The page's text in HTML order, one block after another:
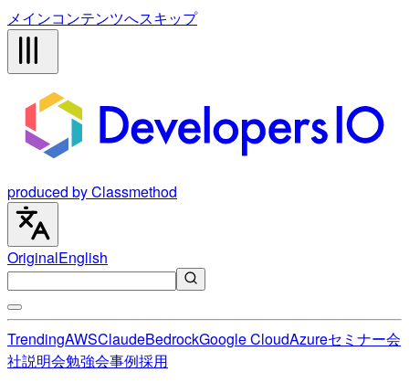
メインコンテンツへスキップ
produced by Classmethod
OriginalEnglish
TrendingAWSClaudeBedrockGoogle CloudAzureセミナー会
社説明会勉強会事例採用